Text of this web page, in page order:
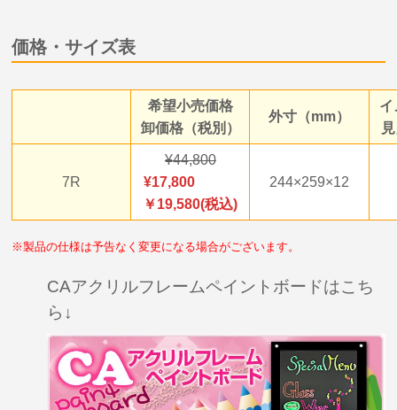
価格・サイズ表
希望小売価格
卸価格（税別）
外寸（mm）
イ
7R
44,800
17,800
￥19,580(税込)
244×259×12
※製品の仕様は予告なく変更になる場合がございます。
CAアクリルフレームペイントボードはこち
ら↓